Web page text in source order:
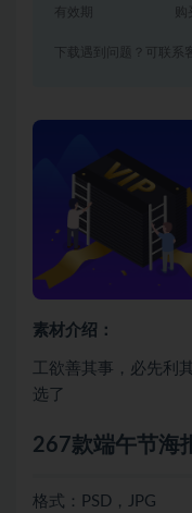
有效期
下载遇到问题？可联系
素材介绍：
工欲善其事，必先利
选了
267款端午节海
格式：PSD，JPG